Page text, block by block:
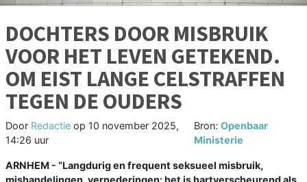
DOCHTERS DOOR MISBRUIK
VOOR HET LEVEN GETEKEND.
OM EIST LANGE CELSTRAFFEN
TEGEN DE OUDERS
Door Redactie op 10 november 2025,
14:26 uur
Bron: Openbaar
Ministerie
ARNHEM - “Langdurig en frequent seksueel misbruik,
mishandelingen, vernederingen: het is hartverscheurend als